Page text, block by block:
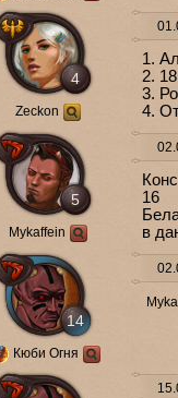
4
Zeckon
1.
2. 18
3.
4.
5
Mykaffein
16
в
14
Кюби Огня